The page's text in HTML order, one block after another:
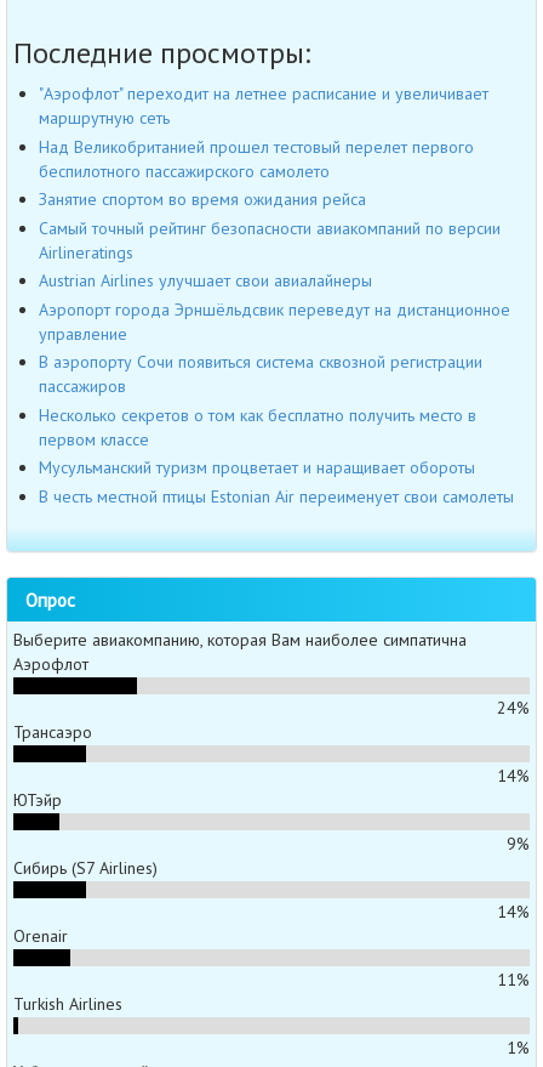
Последние просмотры:
"Аэрофлот" переходит на летнее расписание и увеличивает
маршрутную сеть
Над Великобританией прошел тестовый перелет первого
беспилотного пассажирского самолето
Занятие спортом во время ожидания рейса
Самый точный рейтинг безопасности авиакомпаний по версии
Airlineratings
Austrian Airlines улучшает свои авиалайнеры
Аэропорт города Эрншёльдсвик переведут на дистанционное
управление
В аэропорту Сочи появиться система сквозной регистрации
пассажиров
Несколько секретов о том как бесплатно получить место в
первом классе
Мусульманский туризм процветает и наращивает обороты
В честь местной птицы Estonian Air переименует свои самолеты
Опрос
Выберите авиакомпанию, которая Вам наиболее симпатична
Аэрофлот
24%
Трансаэро
14%
ЮТэйр
9%
Сибирь (S7 Airlines)
14%
Orenair
11%
Turkish Airlines
1%